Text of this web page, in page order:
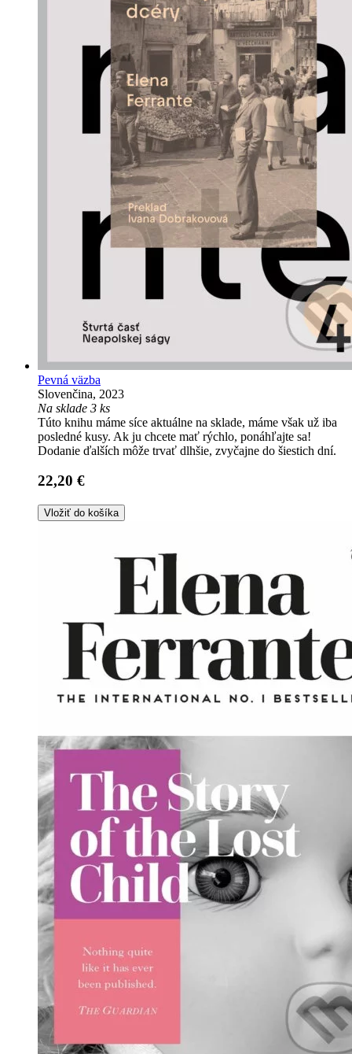
Pevná väzba
Slovenčina, 2023
Na sklade 3 ks
Túto knihu máme síce aktuálne na sklade, máme však už iba
posledné kusy. Ak ju chcete mať rýchlo, ponáhľajte sa!
Dodanie ďalších môže trvať dlhšie, zvyčajne do šiestich dní.
22,20 €
Vložiť do košíka